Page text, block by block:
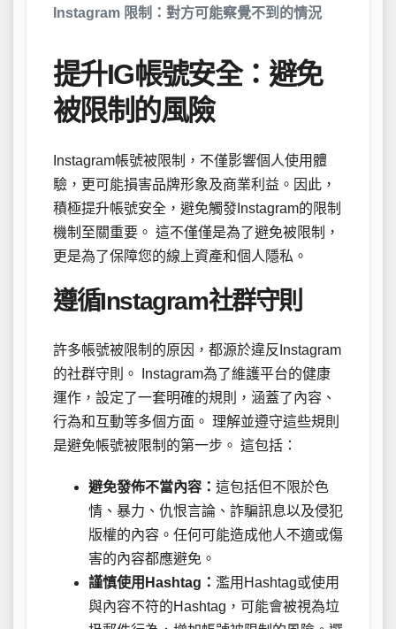
Instagram 限制：對方可能察覺不到的情況
提升IG帳號安全：避免
被限制的風險
Instagram帳號被限制，不僅影響個人使用體
驗，更可能損害品牌形象及商業利益。因此，
積極提升帳號安全，避免觸發Instagram的限制
機制至關重要。 這不僅僅是為了避免被限制，
更是為了保障您的線上資產和個人隱私。
遵循Instagram社群守則
許多帳號被限制的原因，都源於違反Instagram
的社群守則。 Instagram為了維護平台的健康
運作，設定了一套明確的規則，涵蓋了內容、
行為和互動等多個方面。 理解並遵守這些規則
是避免帳號被限制的第一步。 這包括：
避免發佈不當內容： 這包括但不限於色
情、暴力、仇恨言論、詐騙訊息以及侵犯
版權的內容。任何可能造成他人不適或傷
害的內容都應避免。
謹慎使用Hashtag： 濫用Hashtag或使用
與內容不符的Hashtag，可能會被視為垃